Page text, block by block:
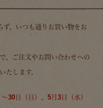
ず、いつも通りお買い物をお
、ご注文やお問い合わせへの
たします。
30日（日）、5月3日（水）